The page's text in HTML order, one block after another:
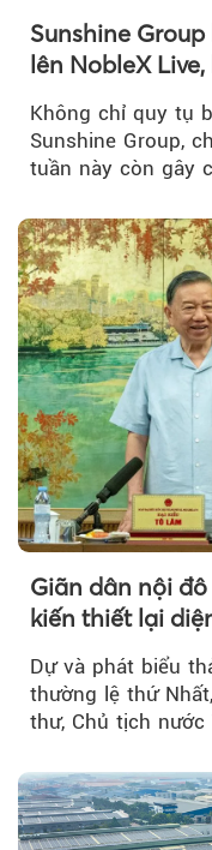
Sunshine
lên NobleX
Không chỉ quy tụ
Sunshine Group,
tuần này còn gây
Giãn dân nội
kiến thiết lại
Dự và phát biểu
thường lệ thứ
thư, Chủ tịch nước